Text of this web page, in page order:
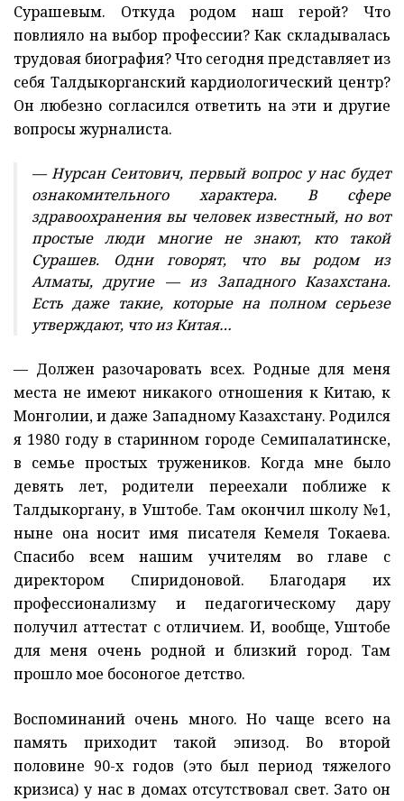
Сурашевым. Откуда родом наш герой? Что
повлияло на выбор профессии? Как складывалась
трудовая биография? Что сегодня представляет из
себя Талдыкорганский кардиологический центр?
Он любезно согласился ответить на эти и другие
вопросы журналиста.
— Нурсан Сеитович, первый вопрос у нас будет
ознакомительного характера. В сфере
здравоохранения вы человек известный, но вот
простые люди многие не знают, кто такой
Сурашев. Одни говорят, что вы родом из
Алматы, другие — из Западного Казахстана.
Есть даже такие, которые на полном серьезе
утверждают, что из Китая…
— Должен разочаровать всех. Родные для меня
места не имеют никакого отношения к Китаю, к
Монголии, и даже Западному Казахстану. Родился
я 1980 году в старинном городе Семипалатинске,
в семье простых тружеников. Когда мне было
девять лет, родители переехали поближе к
Талдыкоргану, в Уштобе. Там окончил школу №1,
ныне она носит имя писателя Кемеля Токаева.
Спасибо всем нашим учителям во главе с
директором Спиридоновой. Благодаря их
профессионализму и педагогическому дару
получил аттестат с отличием. И, вообще, Уштобе
для меня очень родной и близкий город. Там
прошло мое босоногое детство.
Воспоминаний очень много. Но чаще всего на
память приходит такой эпизод. Во второй
половине 90-х годов (это был период тяжелого
кризиса) у нас в домах отсутствовал свет. Зато он